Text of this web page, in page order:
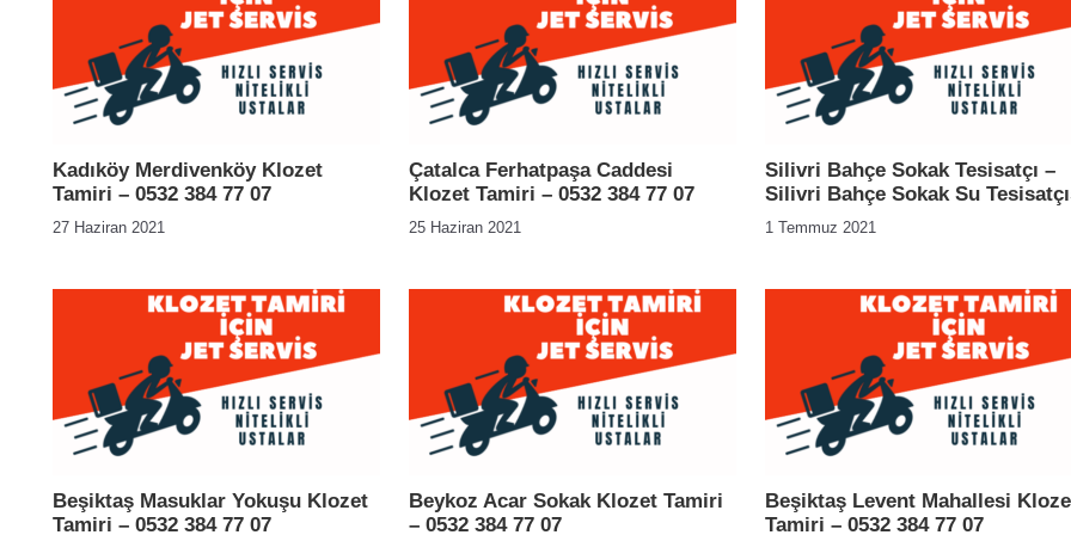
Kadıköy Merdivenköy Klozet
Tamiri – 0532 384 77 07
27 Haziran 2021
Çatalca Ferhatpaşa Caddesi
Klozet Tamiri – 0532 384 77 07
25 Haziran 2021
Silivri Bahçe Sokak Tesisatçı –
Silivri Bahçe Sokak Su
1 Temmuz 2021
Beşiktaş Masuklar Yokuşu Klozet
Tamiri – 0532 384 77 07
Beykoz Acar Sokak Klozet Tamiri
– 0532 384 77 07
Beşiktaş Levent Mahallesi
Tamiri – 0532 384 77 07